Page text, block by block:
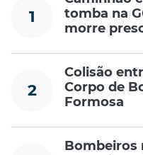
1
tomba na
morre
2
Colisão
Corpo de
Formosa
Bombeiros